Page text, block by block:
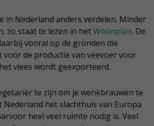
in Nederland anders verdelen. Minder
zo staat te lezen in hetWoonplan. De
vooral op de gronden die
de productie van veevoer voor
vlees wordt geëxporteerd.
te zijn om je wenkbrauwen te
het slachthuis van Europa
heel veel ruimte nodig is. Veel